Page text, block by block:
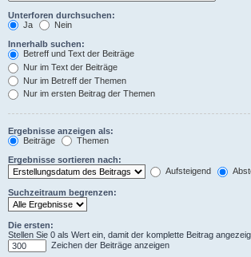
Unterforen durchsuchen:
Ja
Nein
Innerhalb suchen:
Betreff und Text der Beiträge
Nur im Text der Beiträge
Nur im Betreff der Themen
Nur im ersten Beitrag der Themen
Ergebnisse anzeigen als:
Beiträge
Themen
Ergebnisse sortieren nach:
Aufsteigend
Suchzeitraum begrenzen:
Die ersten:
Stellen Sie 0 als Wert ein, damit der komplette Beitrag
Zeichen der Beiträge anzeigen